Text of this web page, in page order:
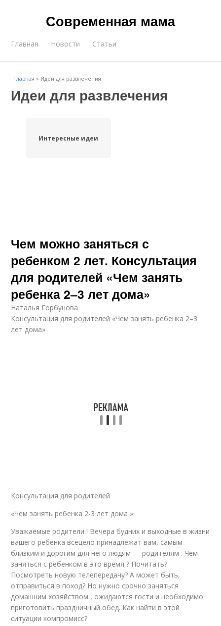
Современная мама
Главная Новости Статьи
Главная » Идеи для развлечения
Идеи для развлечения
Интересные идеи
Чем можно заняться с
ребенком 2 лет. Консультация
для родителей «Чем занять
ребенка 2–3 лет дома»
Наталья Горбунова
Консультация для родителей «Чем занять ребенка 2–3
лет дома»
Консультация для родителей
«Чем занять ребенка 2-3 лет дома »
Уважаемые родители ! Вечера будних и выходные в жизни
вашего ребенка всецело принадлежат вам, самым
близким и дорогим для него людям — родителям . Чем
заняться с ребенком в это время ? Почитать?
Посмотреть новую телепередачу? А может быть,
отправиться в поход? Но нужно срочно заняться
домашним хозяйством , ожидаются гости и необходимо
приготовить праздничный обед. Как найти в этой
ситуации компромисс?